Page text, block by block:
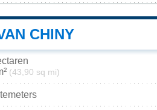
CHINY
(43,90 sq mi)